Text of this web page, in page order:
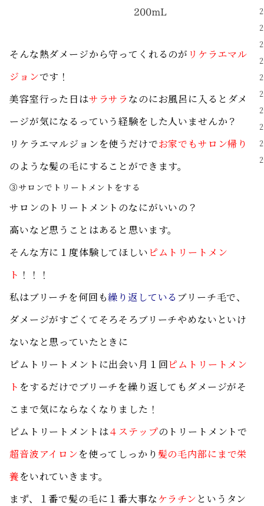
そんな熱ダメージから守ってくれるのが リケラエマル
ジョンです！
美容室行った日はサラサラなのにお風呂に入るとダメ
ージが気になるっていう経験をした人いませんか？
リケラエマルジョンを使うだけでお家でもサロン帰り
のような髪の毛にすることができます。
③サロンでトリートメントをする
サロンのトリートメントのなにがいいの？
高いなど思うことはあると思います。
そんな方に１度体験してほしいピムトリートメン
ト ！！！
私はブリーチを何回も繰り返している ブリーチ毛で、
ダメージがすごくてそろそろブリーチやめないといけ
ないなと思っていたときに
ピムトリートメントに出会い月１回ピムトリートメン
ト をするだけでブリーチを繰り返してもダメージがそ
こまで気にならなくなりました！
ピムトリートメントは４ステップのトリートメントで
超音波アイロンを使ってしっかり 髪の毛内部にまで栄
養をいれていきます。
まず、１番で髪の毛に１番大事なケラチン というタン